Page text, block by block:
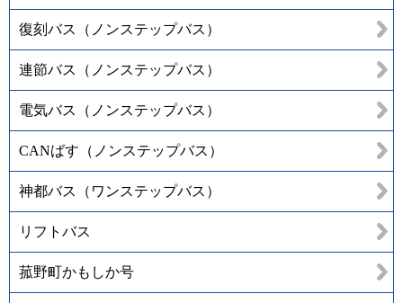
復刻バス（ノンステップバス）
連節バス（ノンステップバス）
電気バス（ノンステップバス）
CANばす（ノンステップバス）
神都バス（ワンステップバス）
リフトバス
菰野町かもしか号